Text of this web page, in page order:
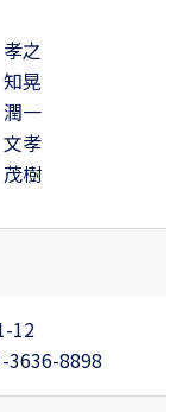
之
晃
一
孝
樹
12
3636-8898